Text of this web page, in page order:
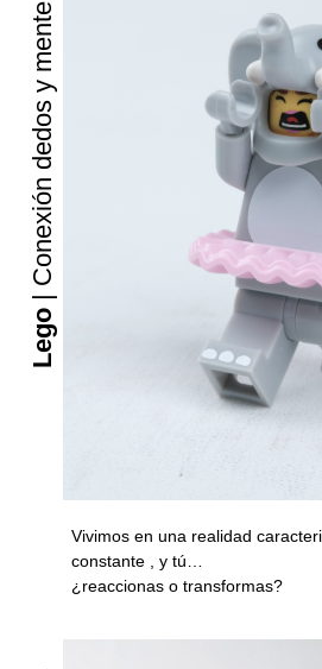
Lego
| Conexión dedos y mente
Vivimos en una realidad
constante , y tú…
¿reaccionas o transformas?